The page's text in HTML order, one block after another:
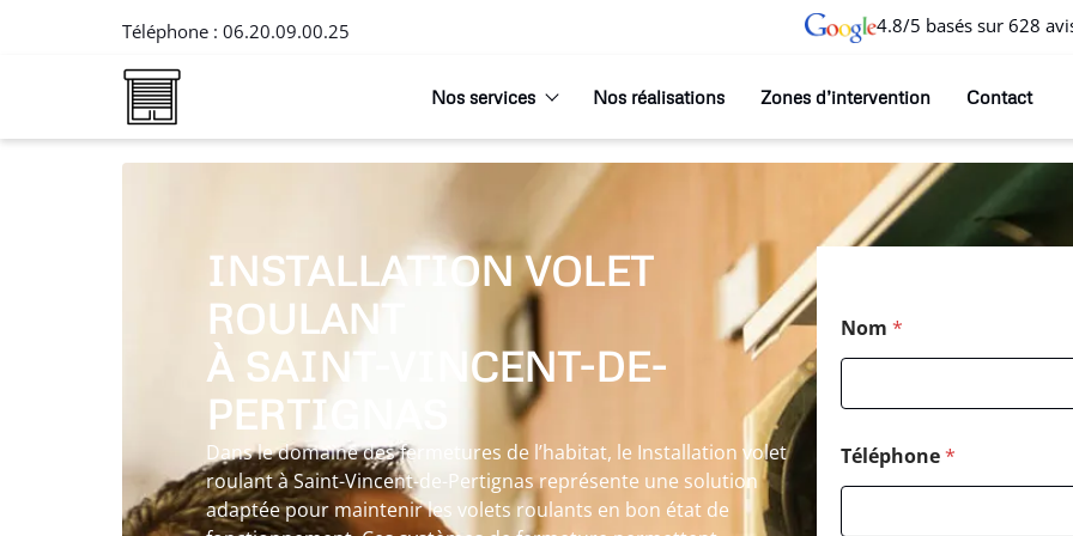
Téléphone : 06.20.09.00.25 4.8/5 basés sur 628
Nos services Nos réalisations Zones d’intervention Contact
INSTALLATION VOLET
ROULANT
À SAINT-VINCENT-DE-
PERTIGNAS
Dans le domaine des fermetures de l’habitat, le Installation volet
roulant à Saint-Vincent-de-Pertignas représente une solution
adaptée pour maintenir les volets roulants en bon état de
Nom *
Téléphone*